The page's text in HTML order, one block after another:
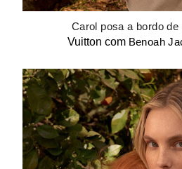
Carol posa a bordo
Vuitton com Benoah